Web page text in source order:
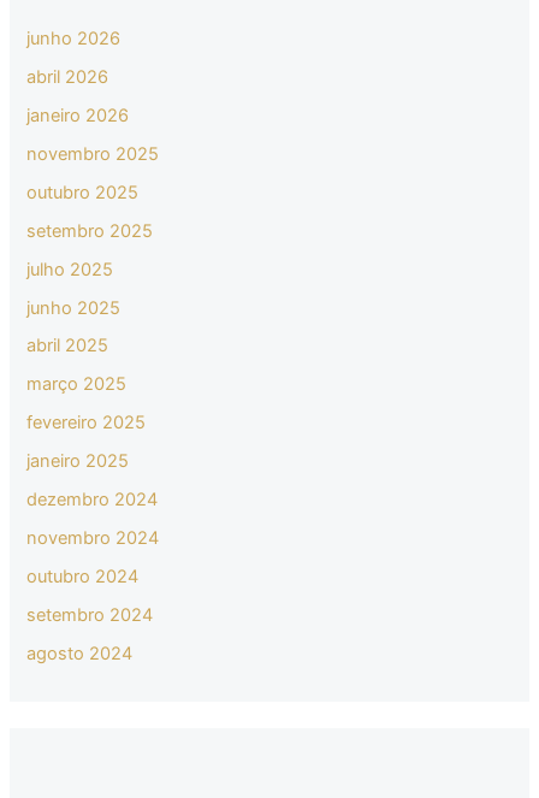
junho 2026
abril 2026
janeiro 2026
novembro 2025
outubro 2025
setembro 2025
julho 2025
junho 2025
abril 2025
março 2025
fevereiro 2025
janeiro 2025
dezembro 2024
novembro 2024
outubro 2024
setembro 2024
agosto 2024